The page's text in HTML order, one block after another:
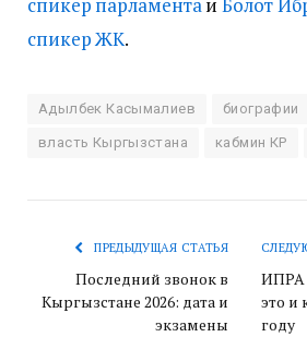
спикер парламентаиБолот
спикер ЖК.
Адылбек Касымалиев биографии
власть Кыргызстана кабмин КР
ПРЕДЫДУЩАЯ СТАТЬЯ
Последний звонок в
Кыргызстане 2026: дата и
экзамены
ИПРА
это и
году